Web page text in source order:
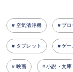
空気清浄機 プロ
タブレット ゲー
映画 小説・文庫